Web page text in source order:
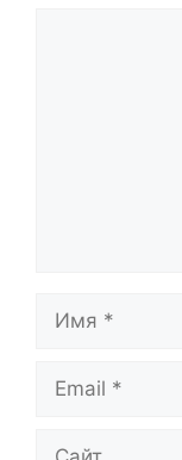
Имя
Email
Сайт